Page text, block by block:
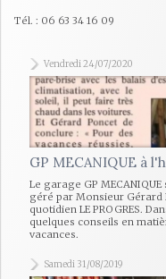
Tél. : 06 63 34 16 09
Vendredi 24/07/2020
GP MECANIQUE à
Le garage GP
géré par Monsieur Gérard
quotidien LE PROGRES.
quelques conseils en
vacances.
Samedi 31/08/2019